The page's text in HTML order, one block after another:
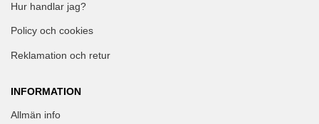
Hur handlar jag?
Policy och cookies
Reklamation och retur
INFORMATION
Allmän info